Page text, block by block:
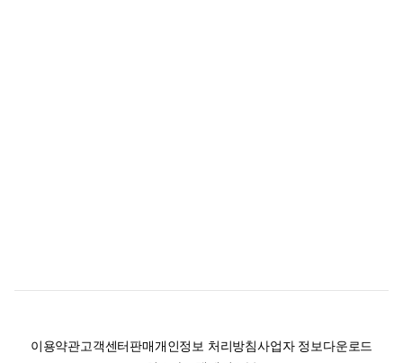
이용약관고객센터판매개인정보 처리방침사업자 정보다운로드